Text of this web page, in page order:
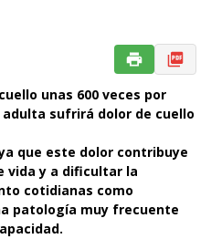
unas 600 veces por
adulta sufrirá dolor de cuello
que este dolor contribuye
vida y a dificultar la
cotidianas como
patología muy frecuente